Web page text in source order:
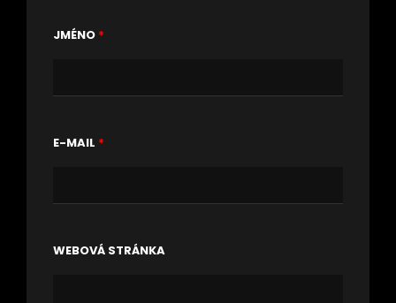
JMÉNO *
E-MAIL *
WEBOVÁ STRÁNKA